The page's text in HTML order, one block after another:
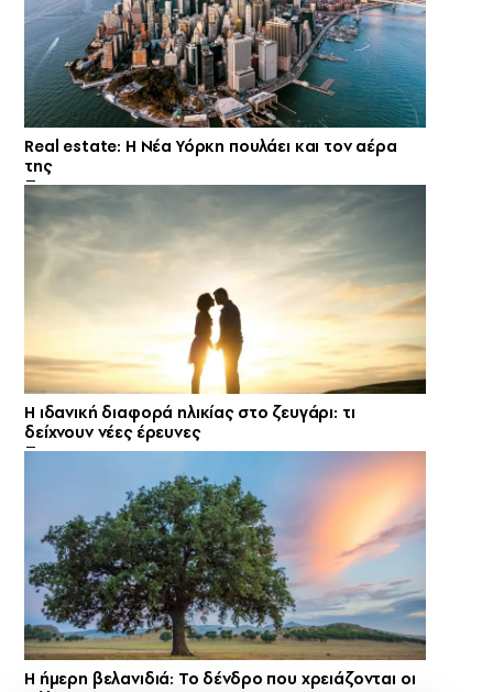
Real estate: H Νέα Υόρκη πουλάει και τον αέρα
της
Η ιδανική διαφορά ηλικίας στο ζευγάρι: τι
δείχνουν νέες έρευνες
Η ήμερη βελανιδιά: Το δένδρο που χρειάζονται οι